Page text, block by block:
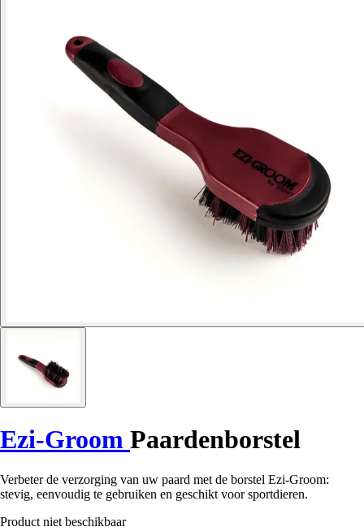
Ezi-Groom Paardenborstel
Verbeter de verzorging van uw paard met de borstel Ezi-Groom:
stevig, eenvoudig te gebruiken en geschikt voor sportdieren.
Product niet beschikbaar